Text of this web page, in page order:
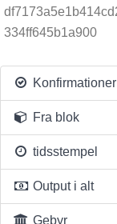
334ff645b1a900
Konfirmationer
Fra blok
tidsstempel
Output i alt
Gebyr